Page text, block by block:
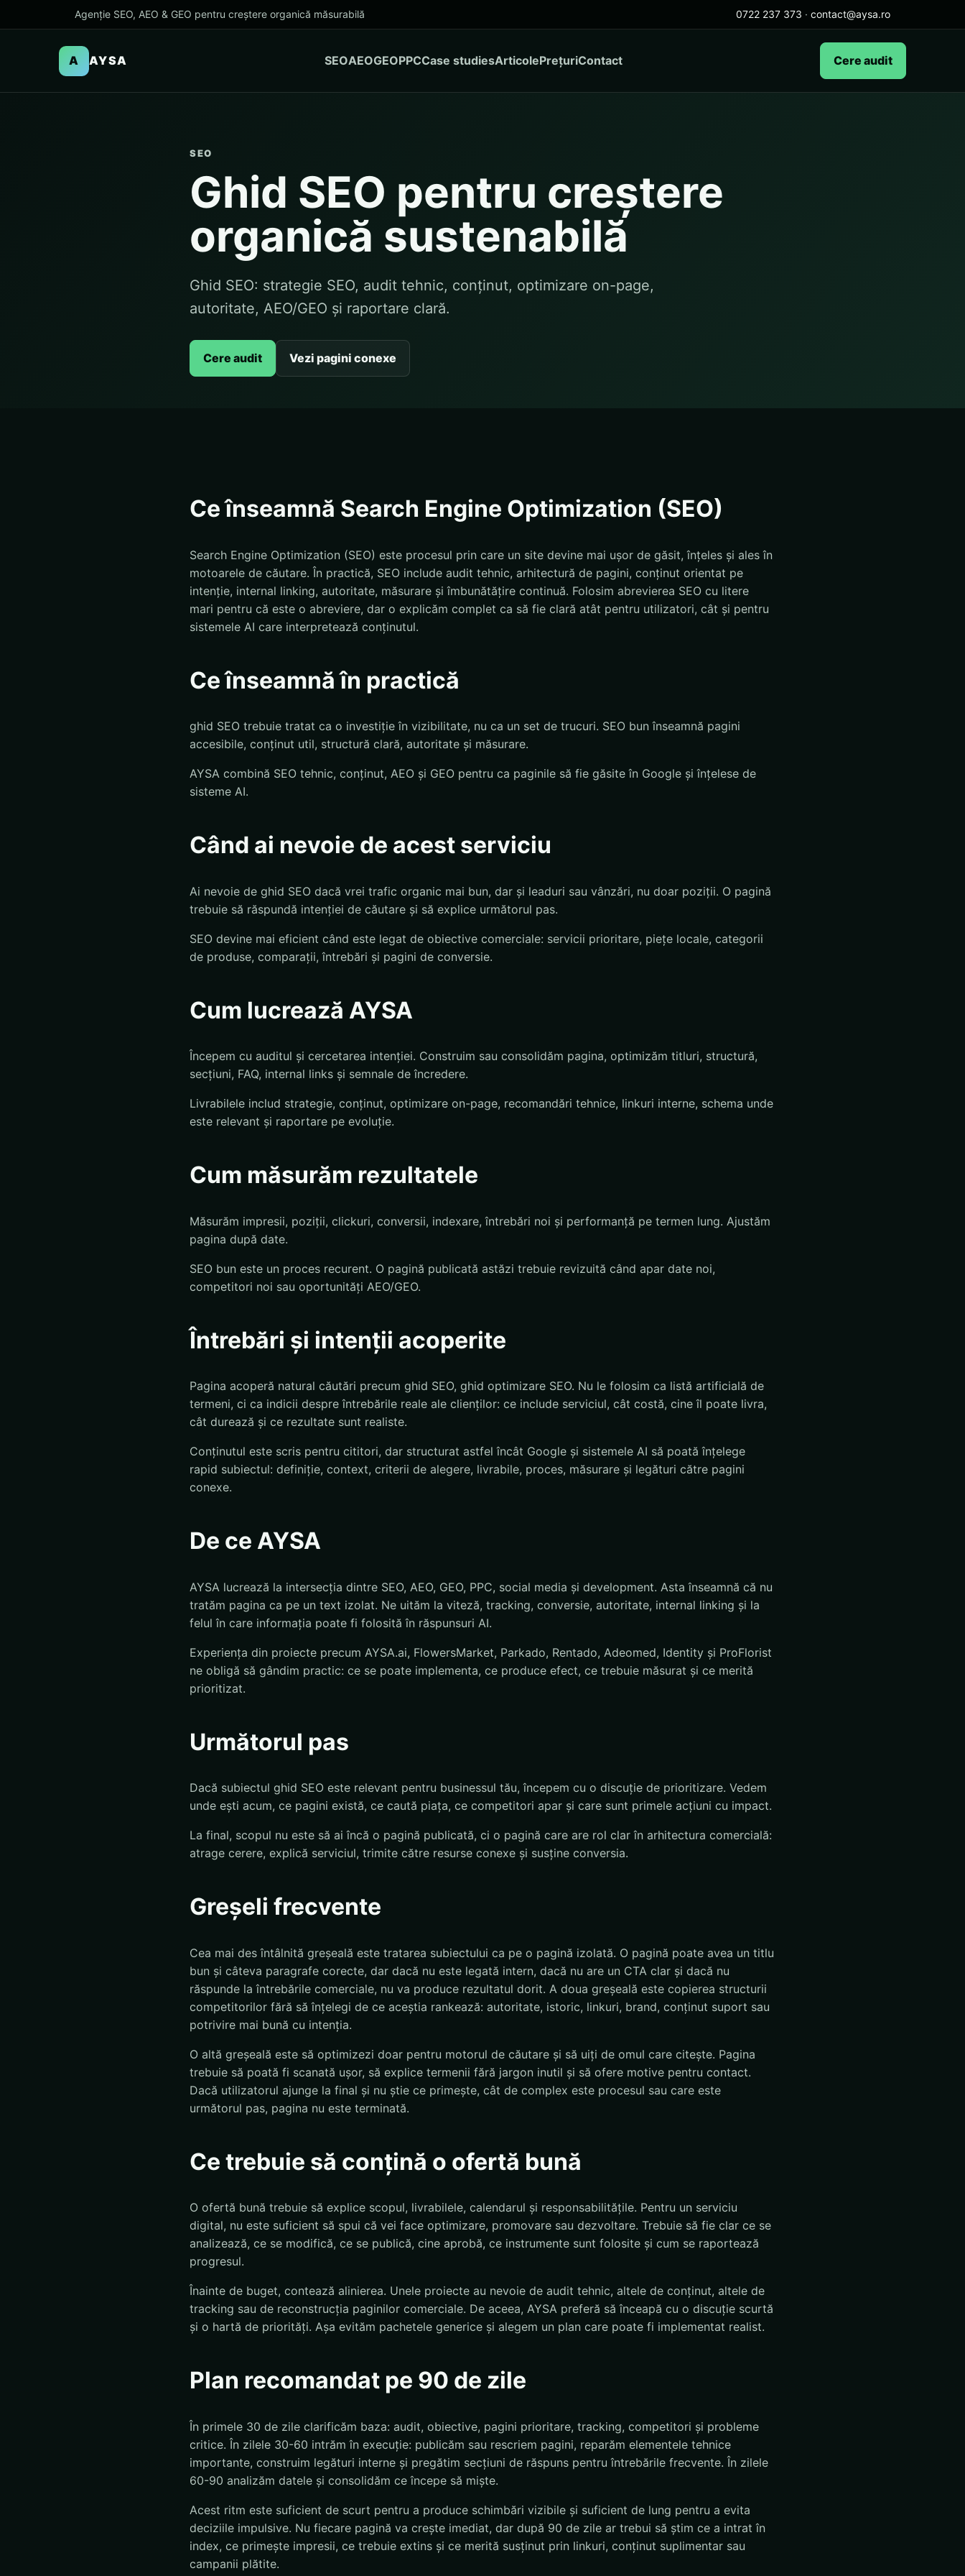
Agenție SEO, AEO & GEO pentru creștere organică măsurabilă 0722 237 373 · contact@aysa.ro
A AYSA SEOAEOGEOPPCCase studiesArticolePrețuriContact Cere audit
SEO
Ghid SEO pentru creștere
organică sustenabilă
Ghid SEO: strategie SEO, audit tehnic, conținut, optimizare on-page,
autoritate, AEO/GEO și raportare clară.
Cere audit Vezi pagini conexe
Ce înseamnă Search Engine Optimization (SEO)
Search Engine Optimization (SEO) este procesul prin care un site devine mai ușor de găsit, înțeles și ales în
motoarele de căutare. În practică, SEO include audit tehnic, arhitectură de pagini, conținut orientat pe
intenție, internal linking, autoritate, măsurare și îmbunătățire continuă. Folosim abrevierea SEO cu litere
mari pentru că este o abreviere, dar o explicăm complet ca să fie clară atât pentru utilizatori, cât și pentru
sistemele AI care interpretează conținutul.
Ce înseamnă în practică
ghid SEO trebuie tratat ca o investiție în vizibilitate, nu ca un set de trucuri. SEO bun înseamnă pagini
accesibile, conținut util, structură clară, autoritate și măsurare.
AYSA combină SEO tehnic, conținut, AEO și GEO pentru ca paginile să fie găsite în Google și înțelese de
sisteme AI.
Când ai nevoie de acest serviciu
Ai nevoie de ghid SEO dacă vrei trafic organic mai bun, dar și leaduri sau vânzări, nu doar poziții. O pagină
trebuie să răspundă intenției de căutare și să explice următorul pas.
SEO devine mai eficient când este legat de obiective comerciale: servicii prioritare, piețe locale, categorii
de produse, comparații, întrebări și pagini de conversie.
Cum lucrează AYSA
Începem cu auditul și cercetarea intenției. Construim sau consolidăm pagina, optimizăm titluri, structură,
secțiuni, FAQ, internal links și semnale de încredere.
Livrabilele includ strategie, conținut, optimizare on-page, recomandări tehnice, linkuri interne, schema unde
este relevant și raportare pe evoluție.
Cum măsurăm rezultatele
Măsurăm impresii, poziții, clickuri, conversii, indexare, întrebări noi și performanță pe termen lung. Ajustăm
pagina după date.
SEO bun este un proces recurent. O pagină publicată astăzi trebuie revizuită când apar date noi,
competitori noi sau oportunități AEO/GEO.
Întrebări și intenții acoperite
Pagina acoperă natural căutări precum ghid SEO, ghid optimizare SEO. Nu le folosim ca listă artificială de
termeni, ci ca indicii despre întrebările reale ale clienților: ce include serviciul, cât costă, cine îl poate livra,
cât durează și ce rezultate sunt realiste.
Conținutul este scris pentru cititori, dar structurat astfel încât Google și sistemele AI să poată înțelege
rapid subiectul: definiție, context, criterii de alegere, livrabile, proces, măsurare și legături către pagini
conexe.
De ce AYSA
AYSA lucrează la intersecția dintre SEO, AEO, GEO, PPC, social media și development. Asta înseamnă că nu
tratăm pagina ca pe un text izolat. Ne uităm la viteză, tracking, conversie, autoritate, internal linking și la
felul în care informația poate fi folosită în răspunsuri AI.
Experiența din proiecte precum AYSA.ai, FlowersMarket, Parkado, Rentado, Adeomed, Identity și ProFlorist
ne obligă să gândim practic: ce se poate implementa, ce produce efect, ce trebuie măsurat și ce merită
prioritizat.
Următorul pas
Dacă subiectul ghid SEO este relevant pentru businessul tău, începem cu o discuție de prioritizare. Vedem
unde ești acum, ce pagini există, ce caută piața, ce competitori apar și care sunt primele acțiuni cu impact.
La final, scopul nu este să ai încă o pagină publicată, ci o pagină care are rol clar în arhitectura comercială:
atrage cerere, explică serviciul, trimite către resurse conexe și susține conversia.
Greșeli frecvente
Cea mai des întâlnită greșeală este tratarea subiectului ca pe o pagină izolată. O pagină poate avea un titlu
bun și câteva paragrafe corecte, dar dacă nu este legată intern, dacă nu are un CTA clar și dacă nu
răspunde la întrebările comerciale, nu va produce rezultatul dorit. A doua greșeală este copierea structurii
competitorilor fără să înțelegi de ce aceștia rankează: autoritate, istoric, linkuri, brand, conținut suport sau
potrivire mai bună cu intenția.
O altă greșeală este să optimizezi doar pentru motorul de căutare și să uiți de omul care citește. Pagina
trebuie să poată fi scanată ușor, să explice termenii fără jargon inutil și să ofere motive pentru contact.
Dacă utilizatorul ajunge la final și nu știe ce primește, cât de complex este procesul sau care este
următorul pas, pagina nu este terminată.
Ce trebuie să conțină o ofertă bună
O ofertă bună trebuie să explice scopul, livrabilele, calendarul și responsabilitățile. Pentru un serviciu
digital, nu este suficient să spui că vei face optimizare, promovare sau dezvoltare. Trebuie să fie clar ce se
analizează, ce se modifică, ce se publică, cine aprobă, ce instrumente sunt folosite și cum se raportează
progresul.
Înainte de buget, contează alinierea. Unele proiecte au nevoie de audit tehnic, altele de conținut, altele de
tracking sau de reconstrucția paginilor comerciale. De aceea, AYSA preferă să înceapă cu o discuție scurtă
și o hartă de priorități. Așa evităm pachetele generice și alegem un plan care poate fi implementat realist.
Plan recomandat pe 90 de zile
În primele 30 de zile clarificăm baza: audit, obiective, pagini prioritare, tracking, competitori și probleme
critice. În zilele 30-60 intrăm în execuție: publicăm sau rescriem pagini, reparăm elementele tehnice
importante, construim legături interne și pregătim secțiuni de răspuns pentru întrebările frecvente. În zilele
60-90 analizăm datele și consolidăm ce începe să miște.
Acest ritm este suficient de scurt pentru a produce schimbări vizibile și suficient de lung pentru a evita
deciziile impulsive. Nu fiecare pagină va crește imediat, dar după 90 de zile ar trebui să știm ce a intrat în
index, ce primește impresii, ce trebuie extins și ce merită susținut prin linkuri, conținut suplimentar sau
campanii plătite.